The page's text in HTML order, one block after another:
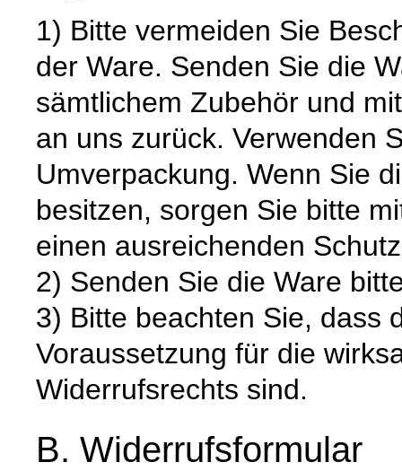
1) Bitte vermeiden Sie
der Ware. Senden Sie die
sämtlichem Zubehör und
an uns zurück. Verwenden
Umverpackung. Wenn Sie
besitzen, sorgen Sie bitte
einen ausreichenden
2) Senden Sie die Ware
3) Bitte beachten Sie, dass
Voraussetzung für die
Widerrufsrechts sind.
B. Widerrufsformular